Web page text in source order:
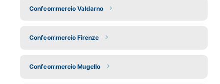
Confcommercio Valdarno
Confcommercio Firenze
Confcommercio Mugello